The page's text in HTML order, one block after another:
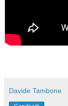
Davide Tambone